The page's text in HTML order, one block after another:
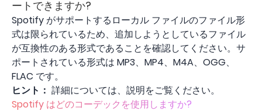
ートできますか?
Spotify がサポートするローカル ファイルのファイル形
式は限られているため、追加しようとしているファイル
が互換性のある形式であることを確認してください。サ
ポートされている形式は MP3、MP4、M4A、OGG、
FLAC です。
ヒント： 詳細については、説明をご覧ください。
Spotify はどのコーデックを使用しますか?